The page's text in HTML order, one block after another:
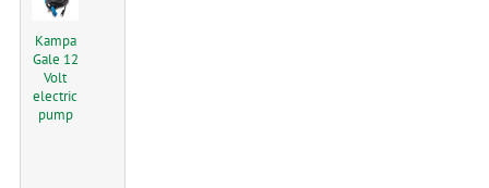
Kampa
Gale 12
Volt
electric
pump